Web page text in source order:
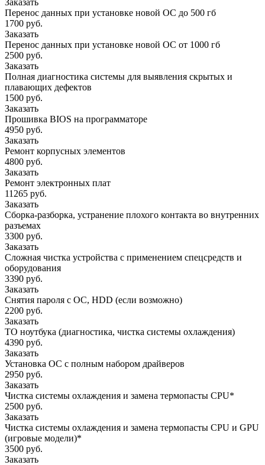
Перенос данных при установке новой ОС до 500 гб
1700 руб.
Заказать
Перенос данных при установке новой ОС от 1000 гб
2500 руб.
Заказать
Полная диагностика системы для выявления скрытых и
плавающих дефектов
1500 руб.
Заказать
Прошивка BIOS на программаторе
4950 руб.
Заказать
Ремонт корпусных элементов
4800 руб.
Заказать
Ремонт электронных плат
11265 руб.
Заказать
Сборка-разборка, устранение плохого контакта во внутренних
разъемах
3300 руб.
Заказать
Сложная чистка устройства с применением спецсредств и
оборудования
3390 руб.
Заказать
Снятия пароля с OC, HDD (если возможно)
2200 руб.
Заказать
ТО ноутбука (диагностика, чистка системы охлаждения)
4390 руб.
Заказать
Установка ОС с полным набором драйверов
2950 руб.
Заказать
Чистка системы охлаждения и замена термопасты CPU*
2500 руб.
Заказать
Чистка системы охлаждения и замена термопасты CPU и GPU
(игровые модели)*
3500 руб.
Заказать